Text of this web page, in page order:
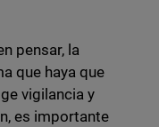
pensar, la
que haya que
vigilancia y
es importante